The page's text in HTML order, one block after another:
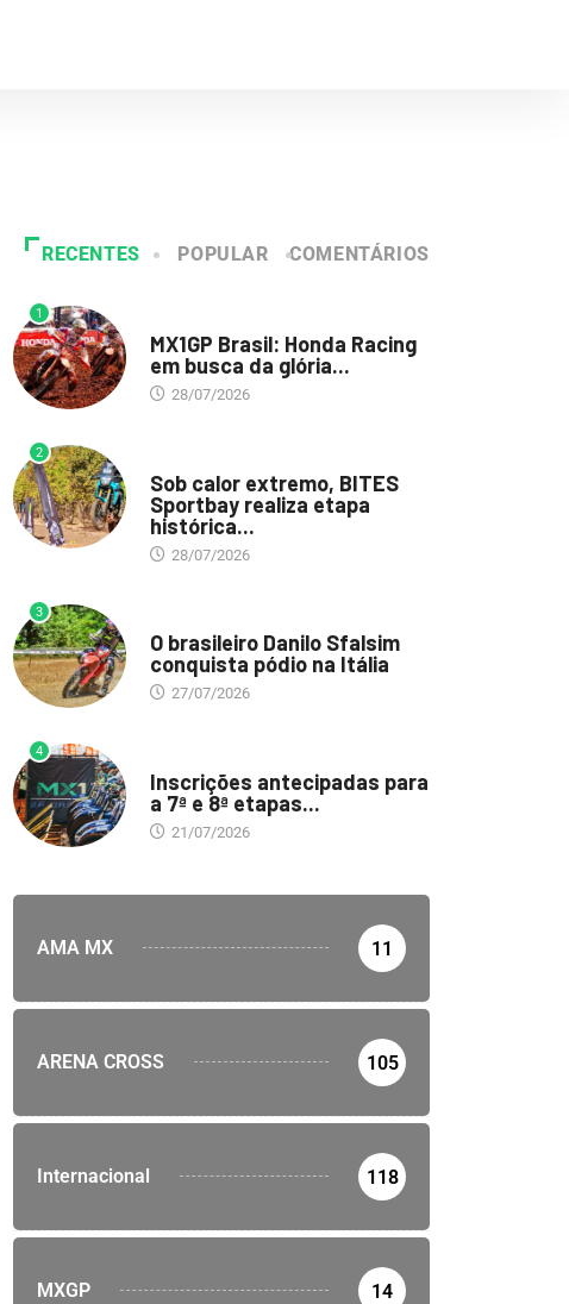
RECENTES POPULAR COMENTÁRIOS
1
MX1GP Brasil: Honda Racing
em busca da glória...
28/07/2026
2
Sob calor extremo, BITES
Sportbay realiza etapa
histórica...
28/07/2026
3
O brasileiro Danilo Sfalsim
conquista pódio na Itália
27/07/2026
4
Inscrições antecipadas para
a 7ª e 8ª etapas...
21/07/2026
AMA MX 11
ARENA CROSS 105
Internacional 118
MXGP 14